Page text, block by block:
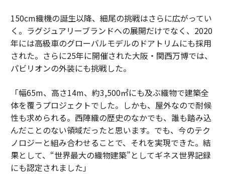
150cm織機の誕生以降、細尾の挑戦はさらに広がってい
く。ラグジュアリーブランドへの展開だけでなく、2020
年には高級車のグローバルモデルのドアトリムにも採用
された。さらに25年に開催された大阪・関西万博では、
パビリオンの外装にも挑戦した。
「幅65m、高さ14m、約3,500㎡にも及ぶ織物で建築全
体を覆うプロジェクトでした。しかも、屋外なので耐候
性も求められる。西陣織の歴史のなかでも、誰も踏み込
んだことのない領域だったと思います。でも、今のテク
ノロジーと組み合わせることで、それを実現できた。結
果として、“世界最大の織物建築”としてギネス世界記録
にも認定されました」